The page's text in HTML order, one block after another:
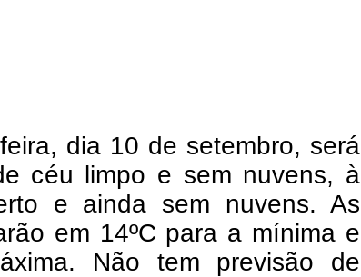
dia 10 de setembro, será
céu limpo e sem nuvens, à
e ainda sem nuvens. As
em 14ºC para a mínima e
Não tem previsão de